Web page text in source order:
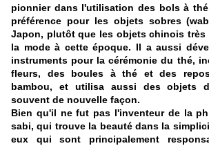
pionnier dans l'utilisation des bols à
préférence pour les objets sobres
Japon, plutôt que les objets chinois très
la mode à cette époque. Il a aussi
instruments pour la cérémonie du thé,
fleurs, des boules à thé et des
bambou, et utilisa aussi des objets
souvent de nouvelle façon.
Bien qu'il ne fut pas l'inventeur de la
sabi, qui trouve la beauté dans la
eux qui sont principalement